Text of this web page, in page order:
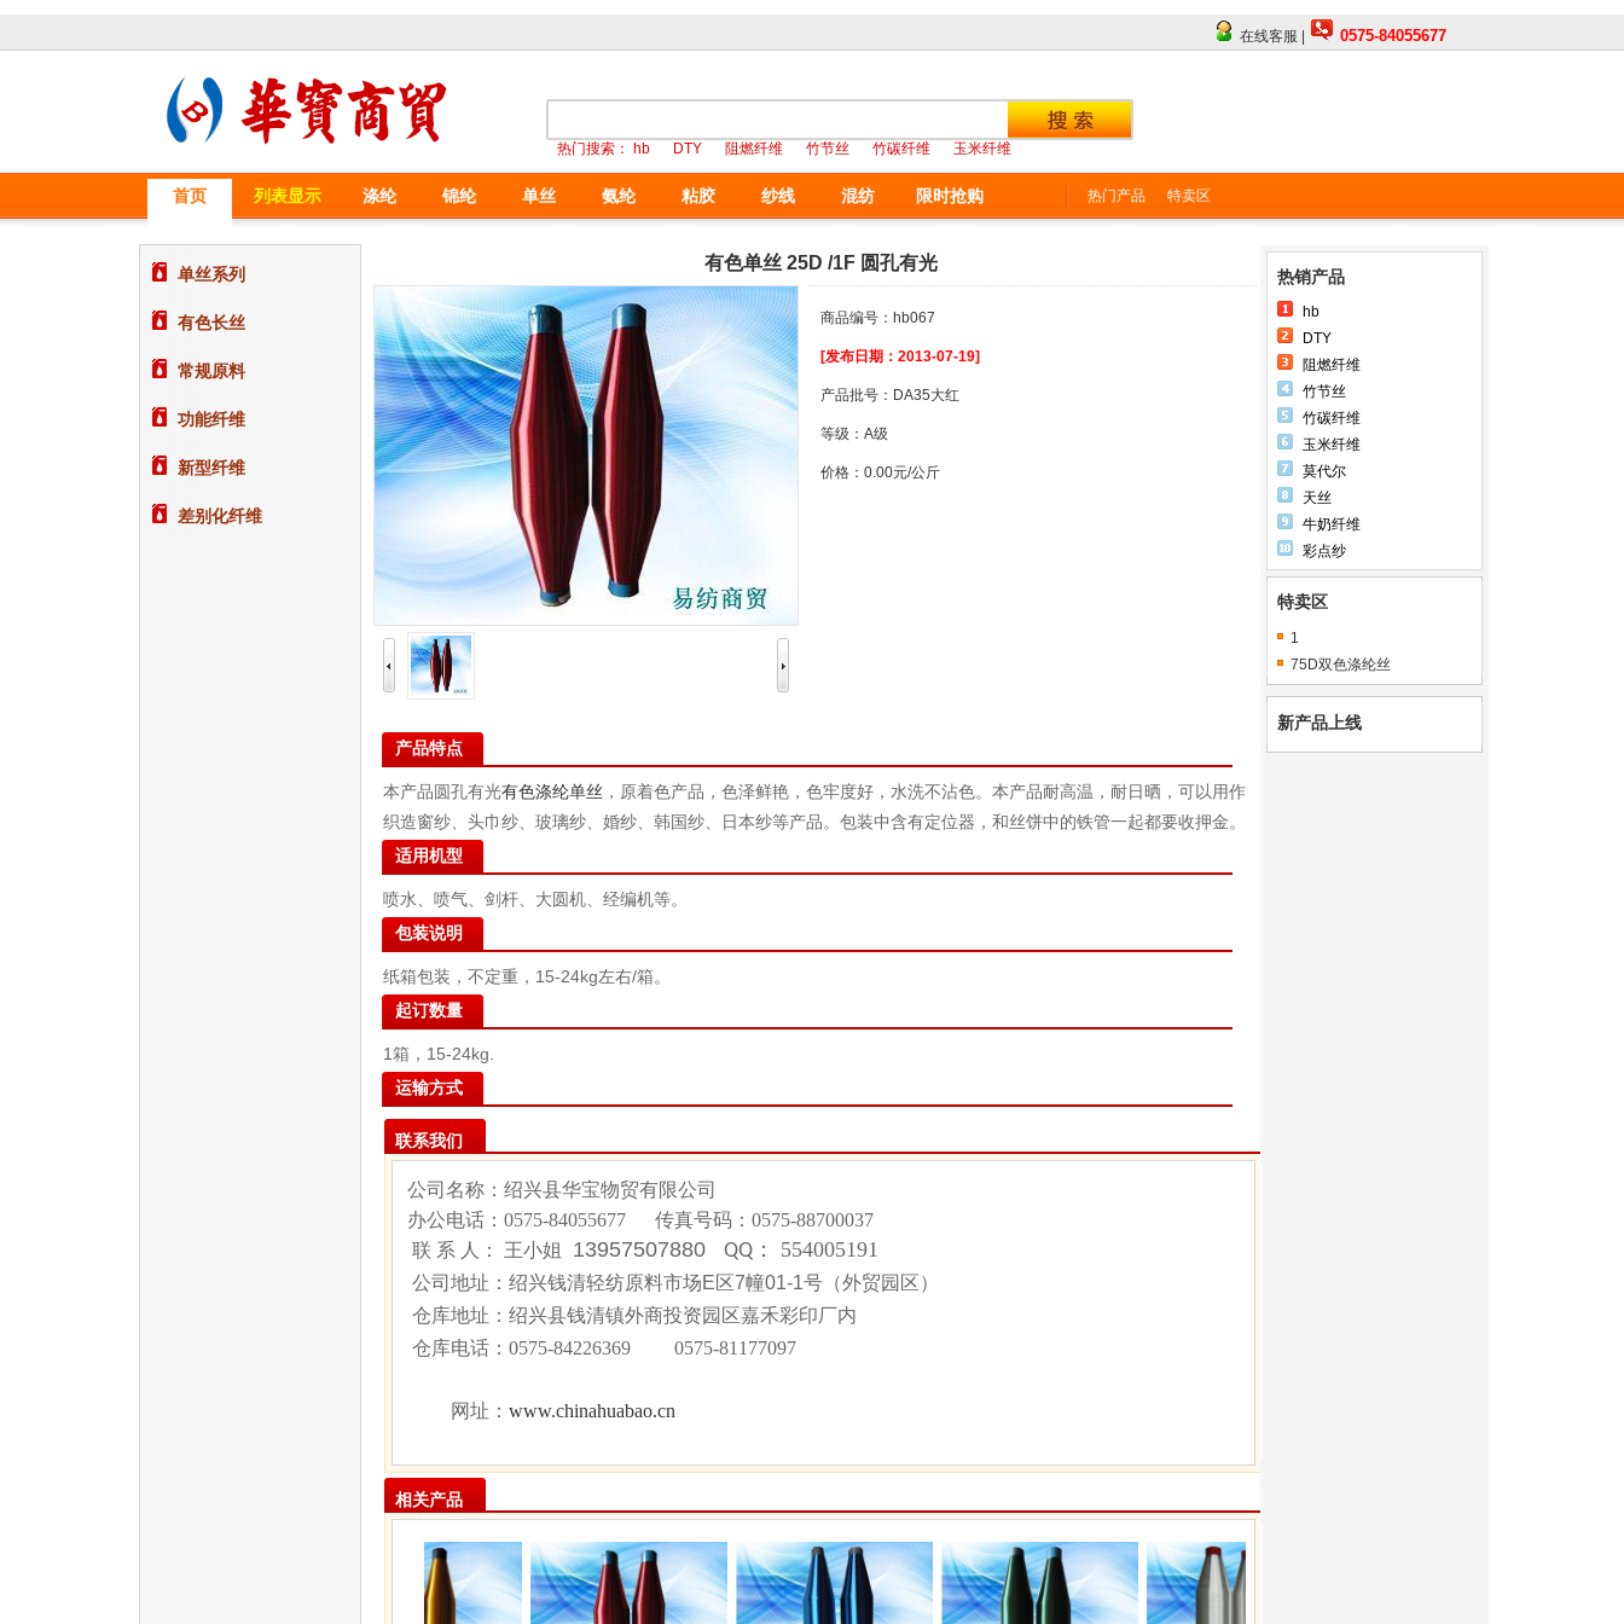
在线客服 | 0575-84055677
热门搜索： hb DTY 阻燃纤维 竹节丝 竹碳纤维 玉米纤维
首页 列表显示 涤纶 锦纶 单丝 氨纶 粘胶 纱线 混纺 限时抢购 热门产品 特卖区
单丝系列
有色长丝
常规原料
功能纤维
新型纤维
差别化纤维
有色单丝 25D /1F 圆孔有光
商品编号：hb067
[发布日期：2013-07-19]
产品批号：DA35大红
等级：A级
价格：0.00元/公斤
产品特点
本产品圆孔有光有色涤纶单丝 ，原着色产品，色泽鲜艳，色牢度好，水洗不沾色。本产品耐高温，耐日晒，可以用作
织造窗纱、头巾纱、玻璃纱、婚纱、韩国纱、日本纱等产品。包装中含有定位器，和丝饼中的铁管一起都要收押金。
适用机型
喷水、喷气、剑杆、大圆机、经编机等。
包装说明
纸箱包装，不定重，15-24kg左右/箱。
起订数量
1箱，15-24kg.
运输方式
联系我们
公司名称：绍兴县华宝物贸有限公司
办公电话：0575-84055677传真号码：0575-88700037
联 系 人： 王小姐
13957507880QQ ： 554005191
公司地址：绍兴钱清轻纺原料市场E区7幢01-1号（外贸园区）
仓库地址：绍兴县钱清镇外商投资园区嘉禾彩印厂内
仓库电话：0575-84226369 0575-81177097
网址：www.chinahuabao.cn
相关产品
热销产品
hb
DTY
阻燃纤维
竹节丝
竹碳纤维
玉米纤维
莫代尔
天丝
牛奶纤维
彩点纱
特卖区
1
75D双色涤纶丝
新产品上线